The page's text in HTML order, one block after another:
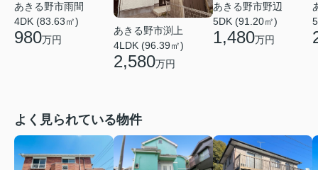
あきる野市雨間
4DK (83.63㎡)
980万円
あきる野市渕上
4LDK (96.39㎡)
2,580万円
あきる野市野辺
5DK (91.20㎡)
1,480万円
よく見られている物件